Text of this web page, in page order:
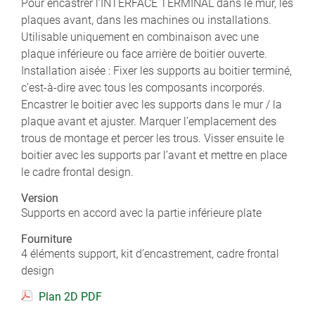
Pour encastrer l’INTERFACE TERMINAL dans le mur, les
plaques avant, dans les machines ou installations.
Utilisable uniquement en combinaison avec une
plaque inférieure ou face arrière de boitier ouverte.
Installation aisée : Fixer les supports au boitier terminé,
c’est-à-dire avec tous les composants incorporés.
Encastrer le boitier avec les supports dans le mur / la
plaque avant et ajuster. Marquer l’emplacement des
trous de montage et percer les trous. Visser ensuite le
boitier avec les supports par l’avant et mettre en place
le cadre frontal design.
Version
Supports en accord avec la partie inférieure plate
Fourniture
4 éléments support, kit d’encastrement, cadre frontal
design
Plan 2D PDF